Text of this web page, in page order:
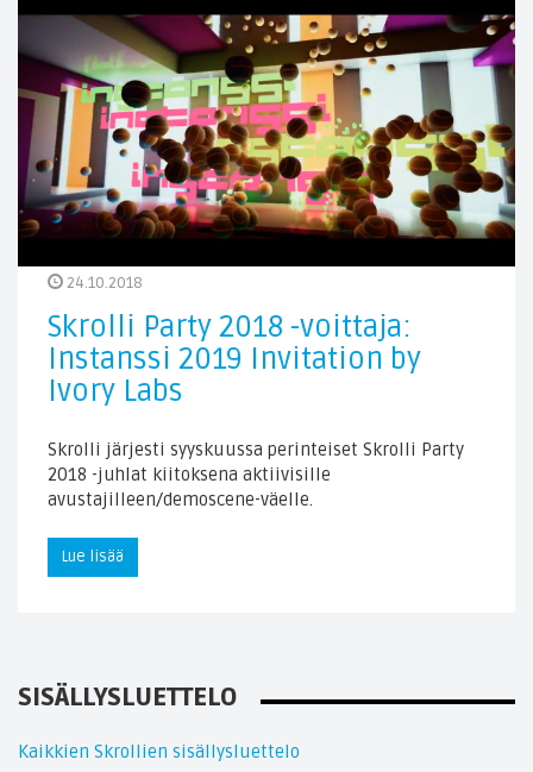
24.10.2018
Skrolli Party 2018 -voittaja:
Instanssi 2019 Invitation by
Ivory Labs
Skrolli järjesti syyskuussa perinteiset Skrolli Party
2018 -juhlat kiitoksena aktiivisille
avustajilleen/demoscene-väelle.
Lue lisää
SISÄLLYSLUETTELO
Kaikkien Skrollien sisällysluettelo